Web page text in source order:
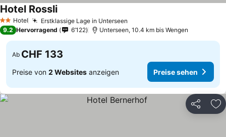
2 Sterne
Hotel Erstklassige Lage in Unterseen
Hotel RossliPreise sehen
9.2 Hervorragend 6’122 Unterseen, 10.4 km bis Wengen
Ab CHF 133
Preise von 2 Websites anzeigen Preise sehen
Teilen